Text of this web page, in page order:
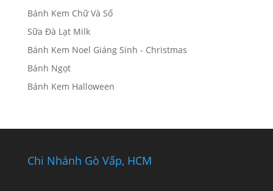
Bánh Kem Chữ Và Số
Sữa Đà Lạt Milk
Bánh Kem Noel Giáng Sinh - Christmas
Bánh Ngọt
Bánh Kem Halloween
Chi Nhánh Gò Vấp, HCM